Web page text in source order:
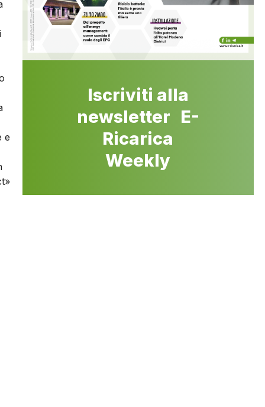
e
Iscriviti alla
newsletter E-
Ricarica
Weekly